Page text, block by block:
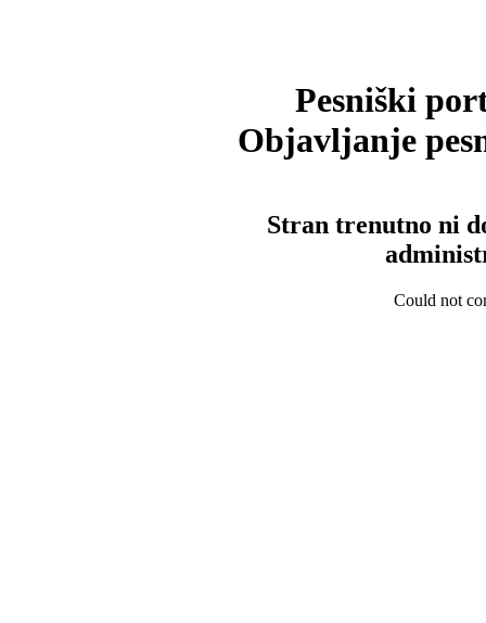
Pesniški
Objavljanje
Stran trenutno ni
Could not